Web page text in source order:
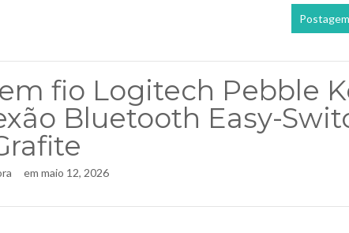
fio Logitech Pebble
Bluetooth Easy-
em maio 12, 2026